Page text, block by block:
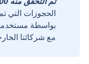
الحجوزات التي
مع شركائنا